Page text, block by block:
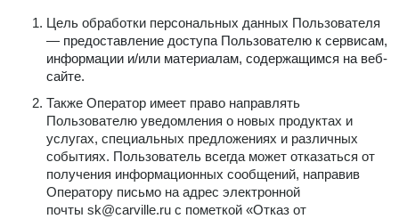
Цель обработки персональных данных Пользователя
— предоставление доступа Пользователю к сервисам,
информации и/или материалам, содержащимся на веб-
сайте.
Также Оператор имеет право направлять
Пользователю уведомления о новых продуктах и
услугах, специальных предложениях и различных
событиях. Пользователь всегда может отказаться от
получения информационных сообщений, направив
Оператору письмо на адрес электронной
почты sk@carville.ru с пометкой «Отказ от